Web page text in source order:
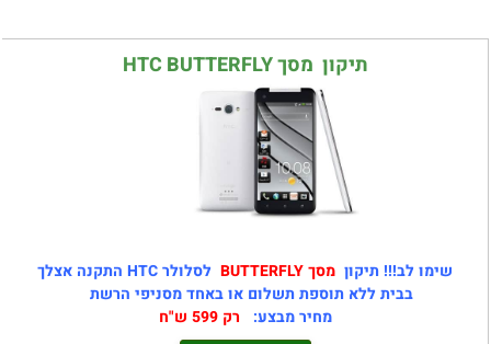
תיקון מסך HTC BUTTERFLY
שימו לב!!! תיקון מסך BUTTERFLY
לסלולר HTC התקנה אצלך
בבית ללא תוספת תשלום או באחד מסניפי הרשת
מחיר מבצע: רק 599 ש"ח